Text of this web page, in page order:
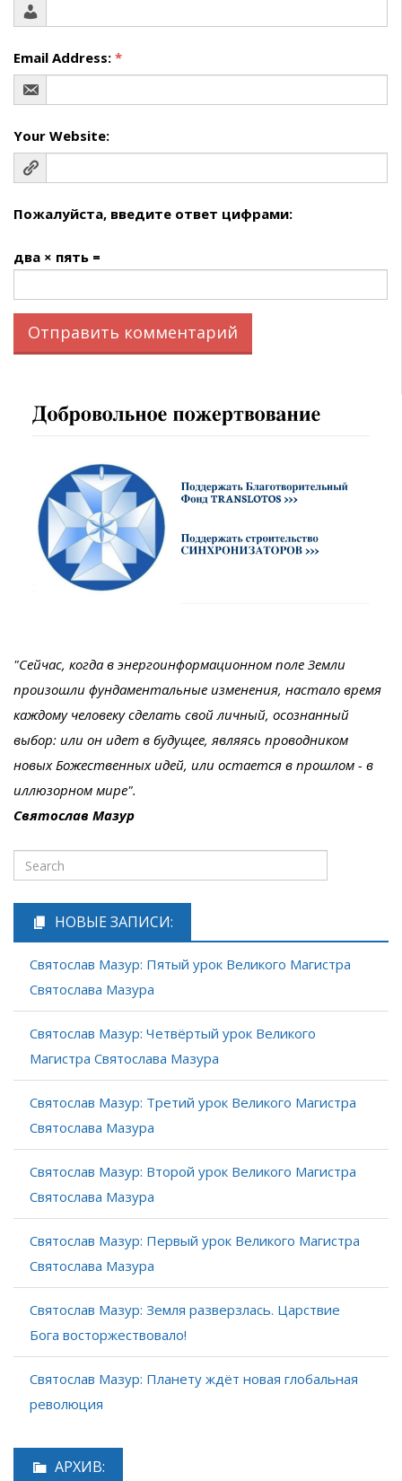
Email Address: *
Your Website:
Пожалуйста, введите ответ цифрами:
два × пять =
"Сейчас, когда в энергоинформационном поле Земли
произошли фундаментальные изменения, настало время
каждому человеку сделать свой личный, осознанный
выбор: или он идет в будущее, являясь проводником
новых Божественных идей, или остается в прошлом - в
иллюзорном мире".
Святослав Мазур
НОВЫЕ ЗАПИСИ:
Святослав Мазур: Пятый урок Великого Магистра
Святослава Мазура
Святослав Мазур: Четвёртый урок Великого
Магистра Святослава Мазура
Святослав Мазур: Третий урок Великого Магистра
Святослава Мазура
Святослав Мазур: Второй урок Великого Магистра
Святослава Мазура
Святослав Мазур: Первый урок Великого Магистра
Святослава Мазура
Святослав Мазур: Земля разверзлась. Царствие
Бога восторжествовало!
Святослав Мазур: Планету ждёт новая глобальная
революция
АРХИВ: